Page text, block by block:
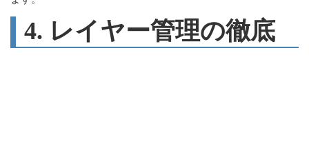
4. レイヤー管理の徹底